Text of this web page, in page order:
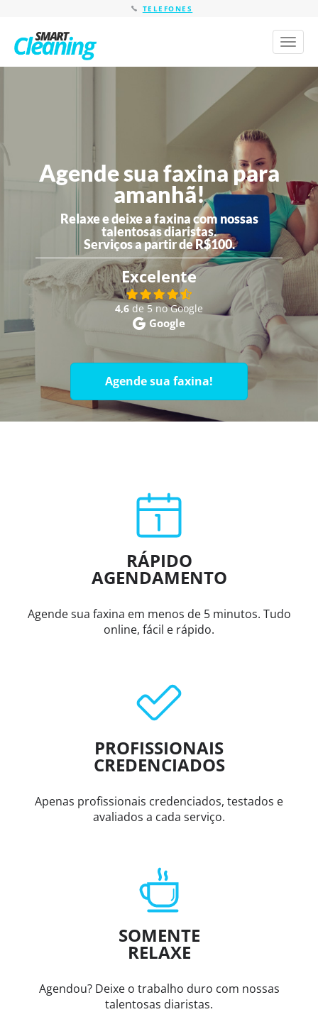
TELEFONES
Toggle
Agende sua faxina para
amanhã!
Relaxe e deixe a faxina com nossas
talentosas diaristas.
Serviços a partir de R$100.
Excelente
4,6 de 5 no Google
Google
Agende sua faxina!
RÁPIDO
AGENDAMENTO
Agende sua faxina em menos de 5 minutos. Tudo
online, fácil e rápido.
PROFISSIONAIS
CREDENCIADOS
Apenas profissionais credenciados, testados e
avaliados a cada serviço.
SOMENTE
RELAXE
Agendou? Deixe o trabalho duro com nossas
talentosas diaristas.